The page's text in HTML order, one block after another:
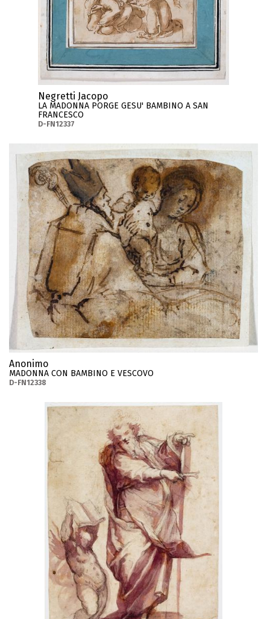
Negretti Jacopo
LA MADONNA PORGE GESU' BAMBINO A SAN
FRANCESCO
D-FN12337
Anonimo
MADONNA CON BAMBINO E VESCOVO
D-FN12338